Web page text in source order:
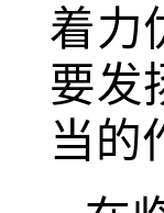
着力
要发
当的